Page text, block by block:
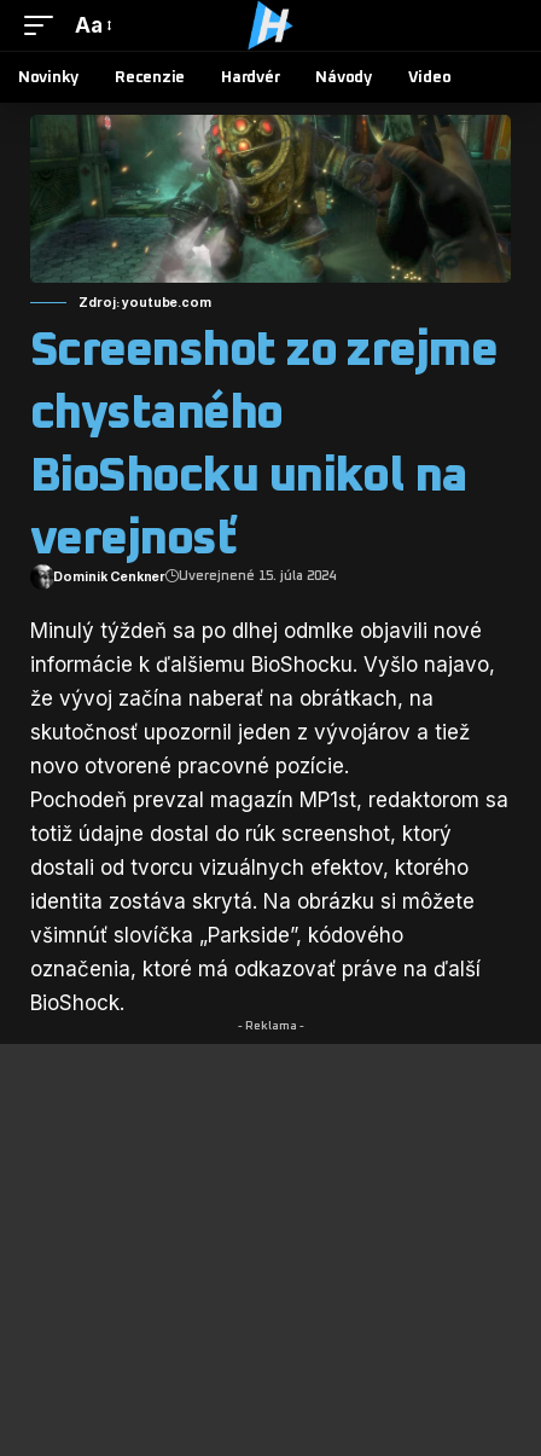
Aa
Novinky Recenzie Hardvér Návody Video
Zdroj: youtube.com
Screenshot zo zrejme
chystaného
BioShocku unikol na
verejnosť
Dominik Cenkner Uverejnené 15. júla 2024
Minulý týždeň sa po dlhej odmlke objavili nové
informácie k ďalšiemu BioShocku. Vyšlo najavo,
že vývoj začína naberať na obrátkach, na
skutočnosť upozornil jeden z vývojárov a tiež
novo otvorené pracovné pozície.
Pochodeň prevzal magazín MP1st, redaktorom sa
totiž údajne dostal do rúk screenshot, ktorý
dostali od tvorcu vizuálnych efektov, ktorého
identita zostáva skrytá. Na obrázku si môžete
všimnúť slovíčka „Parkside”, kódového
označenia, ktoré má odkazovať práve na ďalší
BioShock.
- Reklama -